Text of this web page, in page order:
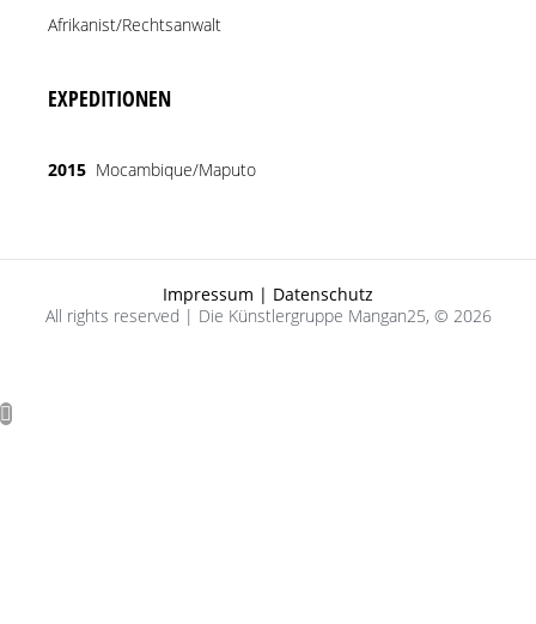
Afrikanist/Rechtsanwalt
EXPEDITIONEN
2015 Mocambique/Maputo
Impressum | Datenschutz
All rights reserved | Die Künstlergruppe Mangan25, © 2026